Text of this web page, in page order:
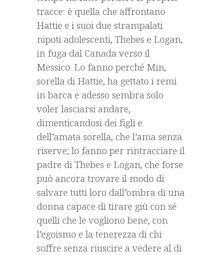
tracce: è quella che affrontano
Hattie e i suoi due strampalati
nipoti adolescenti, Thebes e Logan,
in fuga dal Canada verso il
Messico. Lo fanno perché Min,
sorella di Hattie, ha gettato i remi
in barca e adesso sembra solo
voler lasciarsi andare,
dimenticandosi dei figli e
dell’amata sorella, che l’ama senza
riserve; lo fanno per rintracciare il
padre di Thebes e Logan, che forse
può ancora trovare il modo di
salvare tutti loro dall’ombra di una
donna capace di tirare giù con sé
quelli che le vogliono bene, con
l’egoismo e la tenerezza di chi
soffre senza riuscire a vedere al di